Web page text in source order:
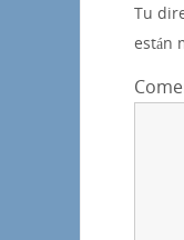
Tu
están